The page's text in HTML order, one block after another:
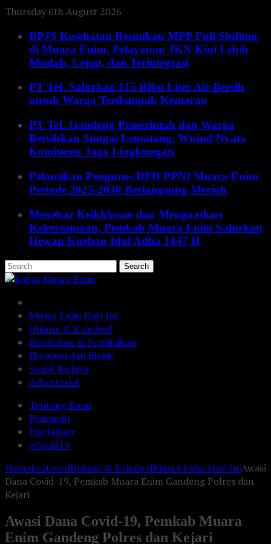
Thursday 6th August 2026
BPJS Kesehatan Resmikan MPP Full Shifting
di Muara Enim, Pelayanan JKN Kini Lebih
Mudah, Cepat, dan Terintegrasi
PT TeL Salurkan 115 Ribu Liter Air Bersih
untuk Warga Terdampak Kemarau
PT TeL Gandeng Pemerintah dan Warga
Bersihkan Sungai Lematang, Wujud Nyata
Komitmen Jaga Lingkungan
Pelantikan Pengurus DPD PPNI Muara Enim
Periode 2025-2030 Berlangsung Meriah
Menebar Keikhlasan dan Menguatkan
Kebersamaan, Pemkab Muara Enim Salurkan
Hewan Kurban Idul Adha 1447 H
Muara Enim Hari Ini
Hukum & Kriminal
Kesehatan & Pendidikan
Ekonomi dan Bisnis
Sosial Budaya
Advertorial
Tentang Kami
Pedoman
Disclaimer
#Covid19
HomeFeaturedHukum & KriminalMuara Enim Hari IniAwasi
Dana Covid-19, Pemkab Muara Enim Gandeng Polres dan
Kejari
Awasi Dana Covid-19, Pemkab Muara
Enim Gandeng Polres dan Kejari